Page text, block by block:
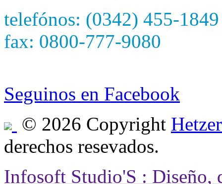
telefónos: (0342) 455-
fax: 0800-777-9080
Seguinos en Facebook
© 2026 Copyright
derechos resevados.
Infosoft Studio'S : Diseño,